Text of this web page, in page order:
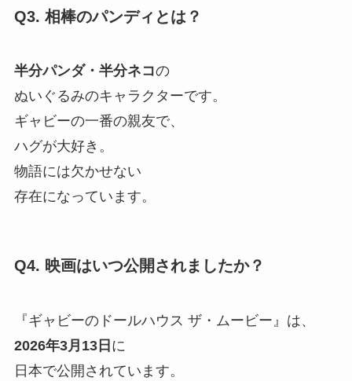
Q3. 相棒のパンディとは？
半分パンダ・半分ネコの
ぬいぐるみのキャラクターです。
ギャビーの一番の親友で、
ハグが大好き。
物語には欠かせない
存在になっています。
Q4. 映画はいつ公開されましたか？
『ギャビーのドールハウス ザ・ムービー』は、
2026年3月13日 に
日本で公開されています。